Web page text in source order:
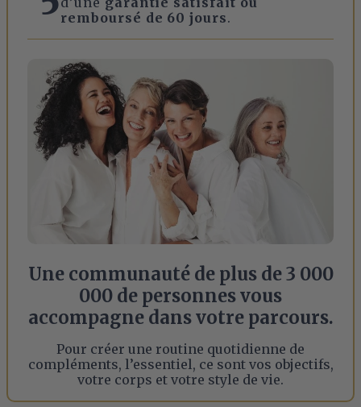
remboursé de 60 jours.
Une communauté de plus de 3 000
000 de personnes vous
accompagne dans votre parcours.
Pour créer une routine quotidienne de
compléments, l’essentiel, ce sont vos objectifs,
votre corps et votre style de vie.